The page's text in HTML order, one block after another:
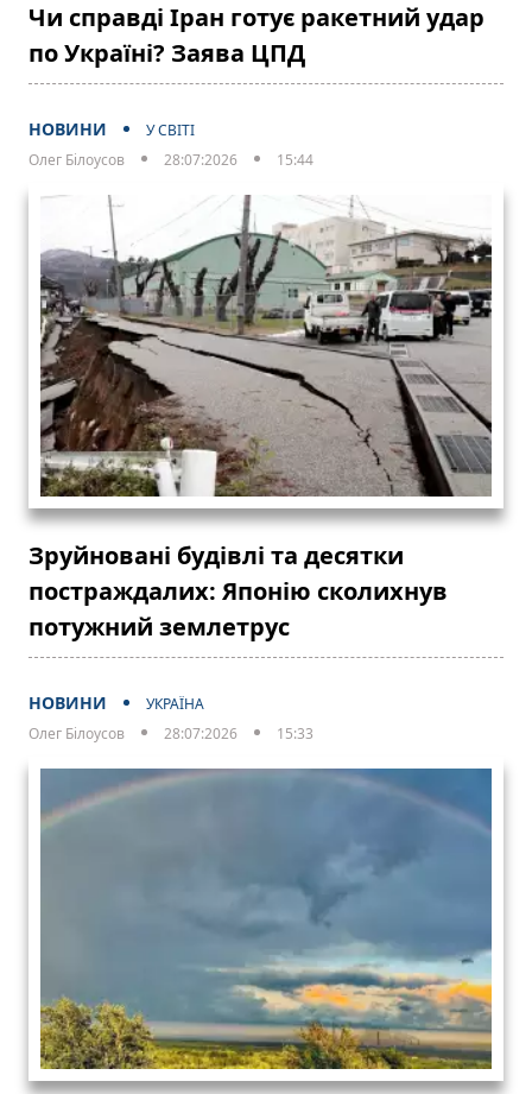
Чи справді Іран готує ракетний удар
по Україні? Заява ЦПД
НОВИНИ
У СВІТІ
Олег Білоусов
28:07:2026 15:44
Зруйновані будівлі та десятки
постраждалих: Японію сколихнув
потужний землетрус
НОВИНИ
УКРАЇНА
Олег Білоусов
28:07:2026 15:33